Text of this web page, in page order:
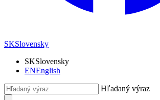
SKSlovensky
SKSlovensky
ENEnglish
Hľadaný výraz